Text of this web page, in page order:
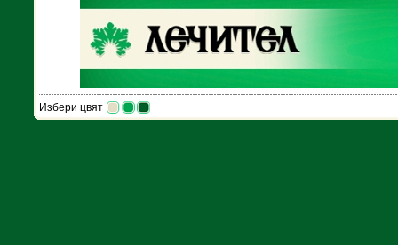
Избери цвят